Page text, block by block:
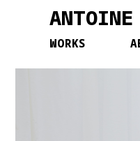
ANTOINE
WORKS